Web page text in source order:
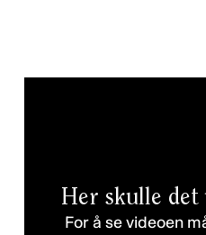
Her skulle
For å se videoen